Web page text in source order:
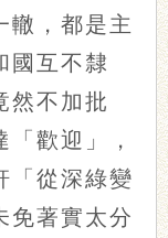
轍，都是主
國互不隸
然不加批
歡迎」，
「從深綠變
免著實太分